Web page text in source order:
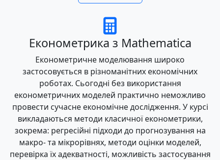
Економетрика з Mathematica
Економетричне моделювання широко
застосовується в різноманітних економічних
роботах. Сьогодні без використання
економетричних моделей практично неможливо
провести сучасне економічне дослідження. У курсі
викладаються методи класичної економетрики,
зокрема: регресійні підходи до прогнозування на
макро- та мікрорівнях, методи оцінки моделей,
перевірка їх адекватності, можливість застосування